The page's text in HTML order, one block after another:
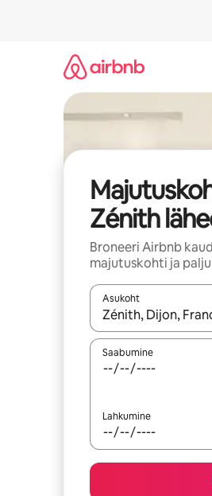
Zénith
Broneeri Airbnb
majutuskohti ja
Asukoht
Kui tulemused on
Saabumine
Lahkumine